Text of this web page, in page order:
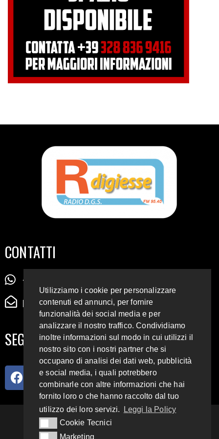
CONTATTI
+39 345 72 72 88 5
radiodigiesse@gmail.com
SEGUICI SUI SOCIAL
93.4 E 95.3 FM
Utilizziamo i cookie per personalizzare
contenuti ed annunci, per fornire
funzionalità dei social media e per
analizzare il nostro traffico. Condividiamo
inoltre informazioni sul modo in cui utilizzi il
nostro sito con i nostri partner che si
occupano di analisi dei dati web, pubblicità
e social media, i quali potrebbero
combinarle con altre informazioni che hai
fornito loro o che hanno raccolto dal tuo
utilizzo dei loro servizi.
Leggi la Policy
Cookie Tecnici
Cookie Tecnici
Marketing